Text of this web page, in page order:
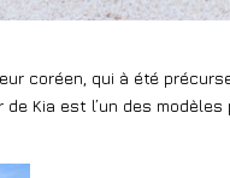
coréen, qui à été
Kia est l’un des modèles